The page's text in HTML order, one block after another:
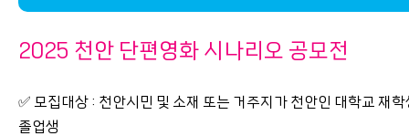
2025 천안 단편영화 시나리오 공모전
✅ 모집대상 : 천안시민 및 소재 또는 거주지가 천안인 대학교 재학
졸업생